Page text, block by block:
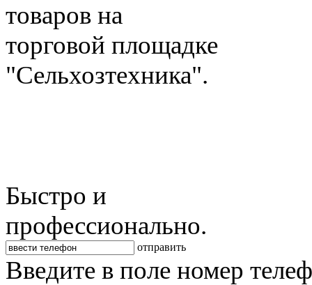
товаров на
торговой площадке
"Сельхозтехника".
Быстро и
профессионально.
отправить
Введите в поле номер